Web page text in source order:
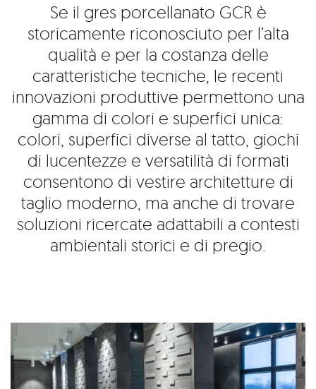
Se il gres porcellanato GCR è
storicamente riconosciuto per l’alta
qualità e per la costanza delle
caratteristiche tecniche, le recenti
innovazioni produttive permettono una
gamma di colori e superfici unica:
colori, superfici diverse al tatto, giochi
di lucentezze e versatilità di formati
consentono di vestire architetture di
taglio moderno, ma anche di trovare
soluzioni ricercate adattabili a contesti
ambientali storici e di pregio.